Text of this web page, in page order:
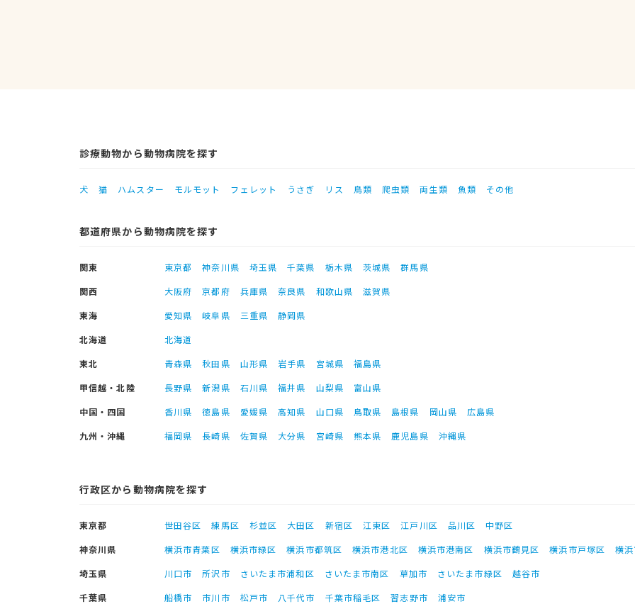
診療動物から動物病院を探す
犬 猫 ハムスター モルモット フェレット うさぎ リス 鳥類 爬虫類 両生類 魚類 その他
都道府県から動物病院を探す
関東 東京都 神奈川県 埼玉県 千葉県 栃木県 茨城県
群馬県
関西
大阪府 京都府 兵庫県 奈良県 和歌山県
滋賀県
東海
愛知県 岐阜県 三重県
静岡県
北海道
北海道
東北
青森県 秋田県 山形県 岩手県 宮城県
福島県
甲信越・北陸
長野県 新潟県 石川県 福井県 山梨県
富山県
中国・四国
香川県 徳島県 愛媛県 高知県 山口県 鳥取県 島根県 岡山県
広島県
九州・沖縄
福岡県 長崎県 佐賀県 大分県 宮崎県 熊本県 鹿児島県 沖縄県
行政区から動物病院を探す
東京都 世田谷区 練馬区 杉並区 大田区 新宿区 江東区 江戸川区 品川区
中野区
神奈川県
横浜市青葉区 横浜市緑区 横浜市都筑区 横浜市港北区 横浜市港南区 横浜市鶴見区 横浜市戸塚区
横
埼玉県
川口市 所沢市 さいたま市浦和区 さいたま市南区 草加市 さいたま市緑区
越谷市
千葉県
船橋市 市川市 松戸市 八千代市 千葉市稲毛区 習志野市 浦安市